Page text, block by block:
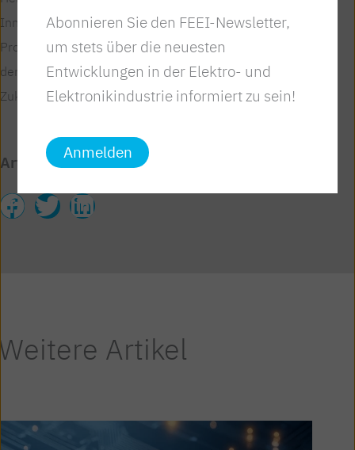
Innovationen, die den gesamten Lebenszyklus von
Produkten mitdenken, wird die Wettbewerbsfähigkeit
der österreichischen Wirtschaft für eine nachhaltige
Zukunft sichergestellt und gestärkt.
Artikel teilen
Artikel
Abonnieren Sie den FEEI-Newsletter,
um stets über die neuesten
Entwicklungen in der Elektro- und
Elektronikindustrie informiert zu sein!
Anmelden